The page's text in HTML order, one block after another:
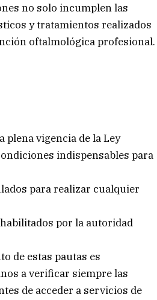
no solo incumplen las
y tratamientos realizados
oftalmológica profesional.
vigencia de la Ley
indispensables para
para realizar cualquier
por la autoridad
de estas pautas es
a verificar siempre las
de acceder a servicios de